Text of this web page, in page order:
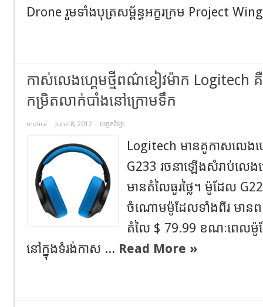
Drone រួមទាំងបុត្រសម្ព័ន្ធអក្ខរក្រម Project
កាស់លេងហ្គេមថ្មីពណ៌ខៀវម៉ាក Logitech គឺ
កម្រិតលាក់បាំងនៅក្រោមទឹក
molica June 8, 2017 បច្ចេកវិទ្យា
Logitech មានគូកាសលេងហ្
G233 រចនាឡើងសំរាប់លេង
មានតំលៃធូរថ្លៃ។ ម៉ូដែល
ចំណោមម៉ូដែលទាំងពីរ មាន
តំលៃ $ 79.99 ខណៈពេល
នៅក្នុងទំរង់កាស ... Read More »